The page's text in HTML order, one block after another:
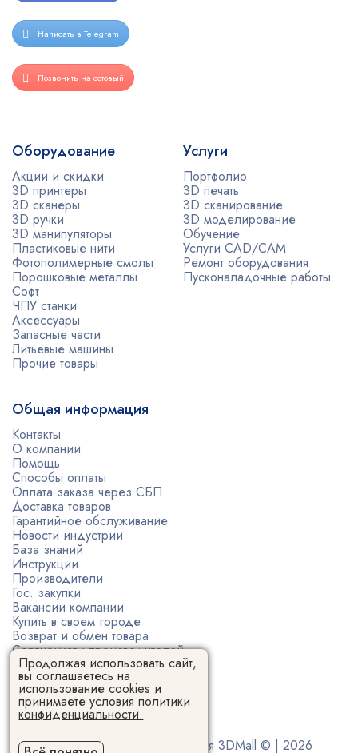
Написать в Telegram
Позвонить на сотовый
Оборудование
Акции и скидки
3D принтеры
3D сканеры
3D ручки
3D манипуляторы
Пластиковые нити
Фотополимерные смолы
Порошковые металлы
Софт
ЧПУ станки
Аксессуары
Запасные части
Литьевые машины
Прочие товары
Услуги
Портфолио
3D печать
3D сканирование
3D моделирование
Обучение
Услуги CAD/CAM
Ремонт оборудования
Пусконаладочные работы
Общая информация
Контакты
О компании
Помощь
Способы оплаты
Оплата заказа через СБП
Доставка товаров
Гарантийное обслуживание
Новости индустрии
База знаний
Инструкции
Производители
Гос. закупки
Вакансии компании
Купить в своем городе
Возврат и обмен товара
Сертификаты производителей
Политика конфиденциальности
Пользовательское соглашение
Поставщик 3D-оборудования 3DMall © | 2026
Продолжая использовать сайт,
вы соглашаетесь на
использование cookies и
принимаете условияполитики
конфиденциальности.